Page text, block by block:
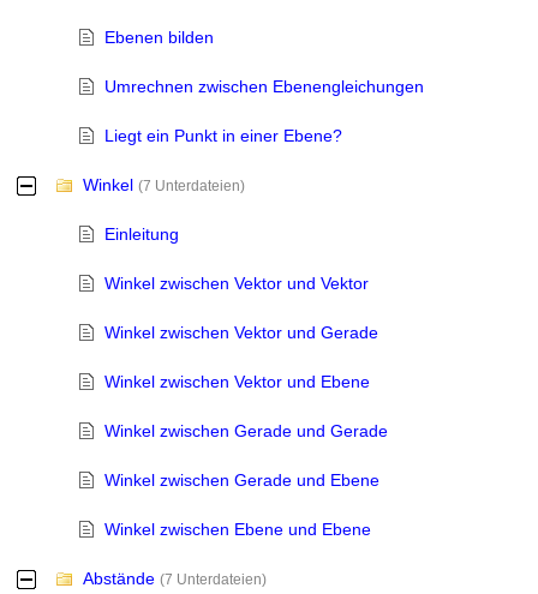
Ebenen bilden
Umrechnen zwischen Ebenengleichungen
Liegt ein Punkt in einer Ebene?
- Winkel (7 Unterdateien)
Einleitung
Winkel zwischen Vektor und Vektor
Winkel zwischen Vektor und Gerade
Winkel zwischen Vektor und Ebene
Winkel zwischen Gerade und Gerade
Winkel zwischen Gerade und Ebene
Winkel zwischen Ebene und Ebene
- Abstände (7 Unterdateien)